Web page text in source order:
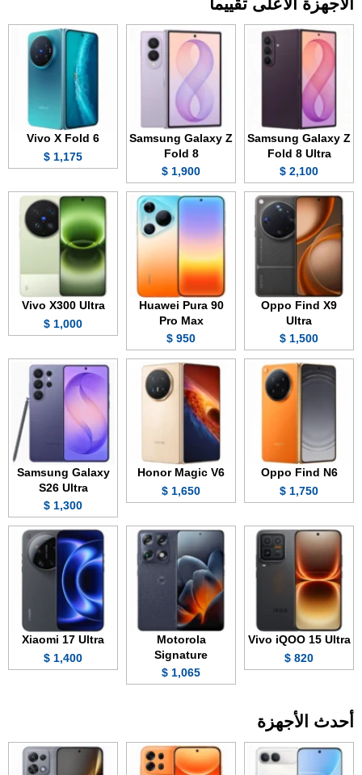
الأجهزة الأعلى تقييما
Samsung Galaxy Z
Fold 8 Ultra
2,100 $
Samsung Galaxy Z
Fold 8
1,900 $
Vivo X Fold 6
1,175 $
Oppo Find X9
Ultra
1,500 $
Huawei Pura 90
Pro Max
950 $
Vivo X300 Ultra
1,000 $
Oppo Find N6
1,750 $
Honor Magic V6
1,650 $
Samsung Galaxy
S26 Ultra
1,300 $
Vivo iQOO 15 Ultra
820 $
Motorola
Signature
1,065 $
Xiaomi 17 Ultra
1,400 $
أحدث الأجهزة